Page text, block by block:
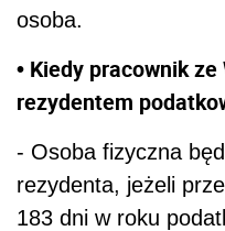
osoba.
• Kiedy pracownik
rezydentem
- Osoba fizyczna
rezydenta, jeżeli
183 dni w roku